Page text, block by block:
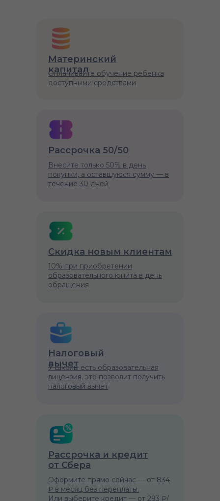
10% при приобретении
образовательного юнита в день
обращения
Скидка новым клиентам
Оплачивайте обучение ребенка
доступными средствами
Материнский
капитал
Внесите только 50% в день
покупки, а оставшуюся сумму — в
течение 30 дней
Рассрочка 50/50
У школы есть образовательная
лицензия, это позволит получить
налоговый вычет
Налоговый
вычет
Оформите прямо сейчас — от 834
₽ в месяц без переплаты.
Или выберите кредит — от 293 ₽/
Рассрочка и кредит
от Сбера